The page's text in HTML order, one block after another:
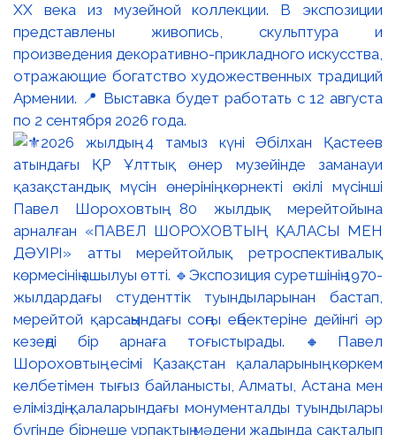
XX века из музейной коллекции. В экспозиции
представлены живопись, скульптура и
произведения декоративно-прикладного искусства,
отражающие богатство художественных традиций
Армении. 📍 Выставка будет работать с 12 августа
по 2 сентября 2026 года.